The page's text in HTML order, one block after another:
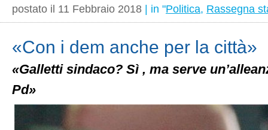
postato il 11 Febbraio 2018 | in "Politica, Rassegna
«Con i dem anche per la città»
«Galletti sindaco? Sì , ma serve
Pd»